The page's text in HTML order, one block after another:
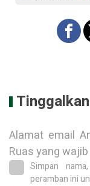
Alamat email
Ruas yang
Simpan
peramban ini